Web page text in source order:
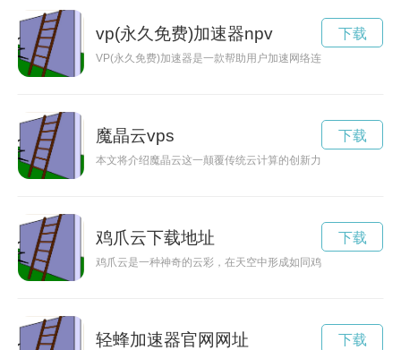
vp(永久免费)加速器npv
VP(永久免费)加速器是一款帮助用户加速网络连接，畅享网络
下载
魔晶云vps
本文将介绍魔晶云这一颠覆传统云计算的创新力量，探讨其在
下载
鸡爪云下载地址
鸡爪云是一种神奇的云彩，在天空中形成如同鸡爪般纹理，给
下载
轻蜂加速器官网网址 下载